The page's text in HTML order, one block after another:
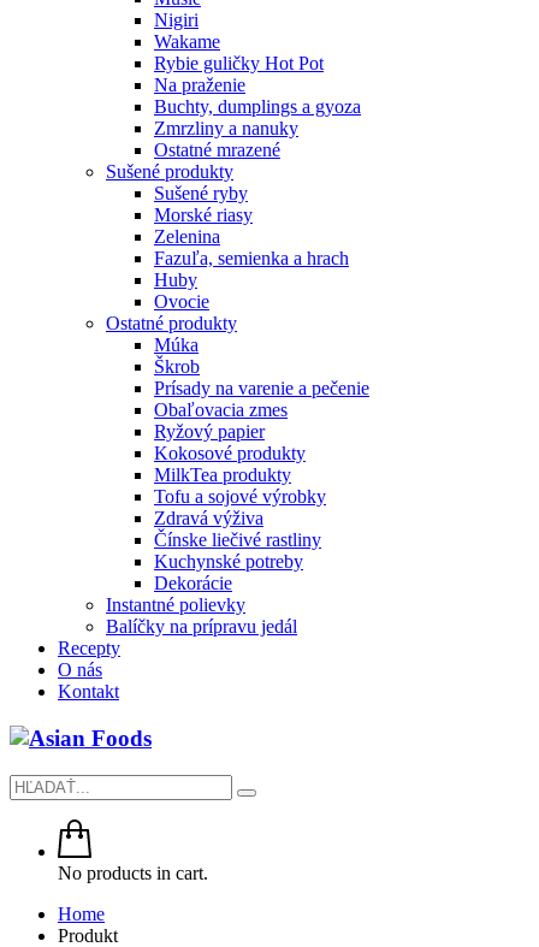
Nigiri
Wakame
Rybie guličky Hot Pot
Na praženie
Buchty, dumplings a gyoza
Zmrzliny a nanuky
Ostatné mrazené
Sušené produkty
Sušené ryby
Morské riasy
Zelenina
Fazuľa, semienka a hrach
Huby
Ovocie
Ostatné produkty
Múka
Škrob
Prísady na varenie a pečenie
Obaľovacia zmes
Ryžový papier
Kokosové produkty
MilkTea produkty
Tofu a sojové výrobky
Zdravá výživa
Čínske liečivé rastliny
Kuchynské potreby
Dekorácie
Instantné polievky
Balíčky na prípravu jedál
Recepty
O nás
Kontakt
No products in cart.
Home
Produkt